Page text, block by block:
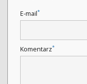
E-mail*
Komentarz*